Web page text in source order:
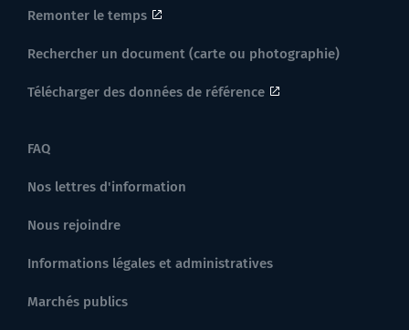
Remonter le temps
Rechercher un document (carte ou photographie)
Télécharger des données de référence
FAQ
Nos lettres d'information
Nous rejoindre
Informations légales et administratives
Marchés publics